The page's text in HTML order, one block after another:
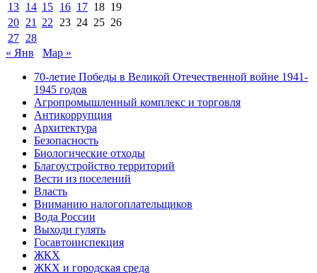
13 14 15 16 17 18 19
20 21 22 23 24 25 26
27 28
« Янв
Мар »
70-летие Победы в Великой Отечественной войне 1941-
1945 годов
Агропромышленный комплекс и торговля
Антикоррупция
Архитектура
Безопасность
Биологические отходы
Благоустройство территорий
Вести из поселений
Власть
Вниманию налогоплательщиков
Вода России
Выходи гулять
Госавтоинспекция
ЖКХ
ЖКХ и городская среда